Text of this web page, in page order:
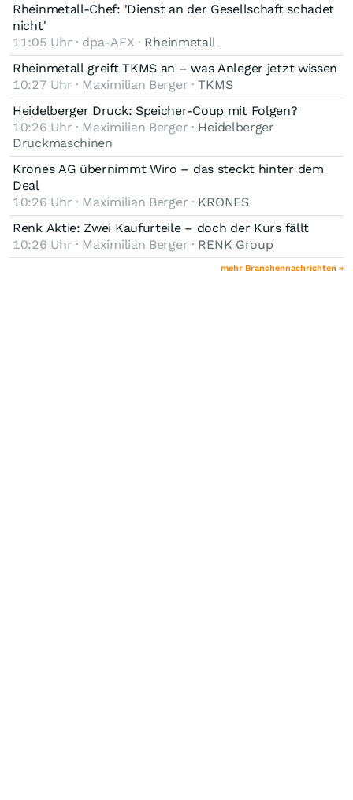
Rheinmetall-Chef: 'Dienst an der Gesellschaft schadet
nicht'
11:05 Uhr · dpa-AFX · Rheinmetall
Rheinmetall greift TKMS an – was Anleger jetzt wissen
10:27 Uhr · Maximilian Berger ·TKMS
Heidelberger Druck: Speicher-Coup mit Folgen?
10:26 Uhr · Maximilian Berger · Heidelberger
Druckmaschinen
Krones AG übernimmt Wiro – das steckt hinter dem
Deal
10:26 Uhr · Maximilian Berger · KRONES
Renk Aktie: Zwei Kaufurteile – doch der Kurs fällt
10:26 Uhr · Maximilian Berger · RENK Group
mehr Branchennachrichten »